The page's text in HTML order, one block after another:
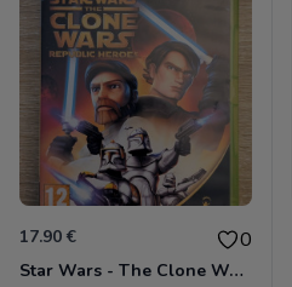
17.90 € 0
Star Wars - The Clone Wars - Les Héros De La République Xbox 360